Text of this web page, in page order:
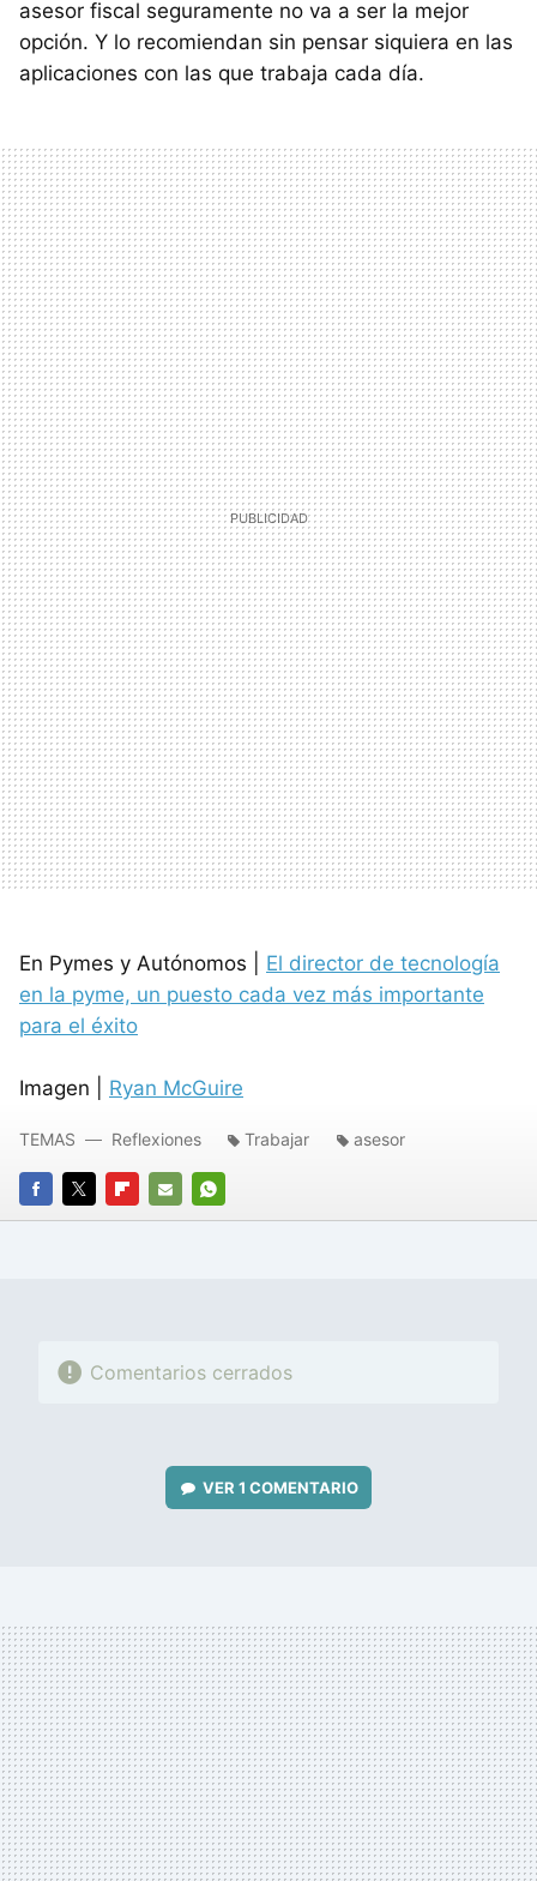
asesor fiscal seguramente no va a ser la mejor
opción. Y lo recomiendan sin pensar siquiera en las
aplicaciones con las que trabaja cada día.
En Pymes y Autónomos | El director de tecnología
en la pyme, un puesto cada vez más importante
para el éxito
Imagen | Ryan McGuire
FACEBOOK
TWITTERFLIPBOARD
E-
WHATSAPP
TEMAS Reflexiones Trabajar asesor
Comentarios cerrados
VER 1 COMENTARIO